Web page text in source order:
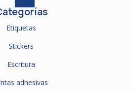
Etiquetas
Stickers
Escritura
adhesivas